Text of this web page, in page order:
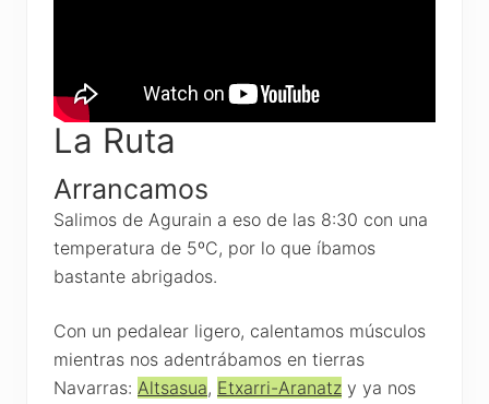
La Ruta
Arrancamos
Salimos de Agurain a eso de las 8:30 con una
temperatura de 5ºC, por lo que íbamos
bastante abrigados.
Con un pedalear ligero, calentamos músculos
mientras nos adentrábamos en tierras
Navarras: Altsasua, Etxarri-Aranatz y ya nos